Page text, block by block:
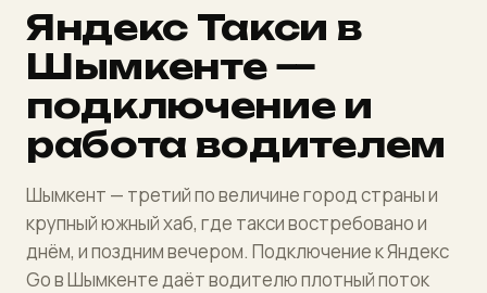
Яндекс Такси в
Шымкенте —
подключение и
работа водителем
Шымкент — третий по величине город страны и
крупный южный хаб, где такси востребовано и
днём, и поздним вечером. Подключение к Яндекс
Go в Шымкенте даёт водителю плотный поток